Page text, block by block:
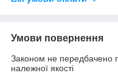
Умови повернення
Законом не передбачено
належної якості